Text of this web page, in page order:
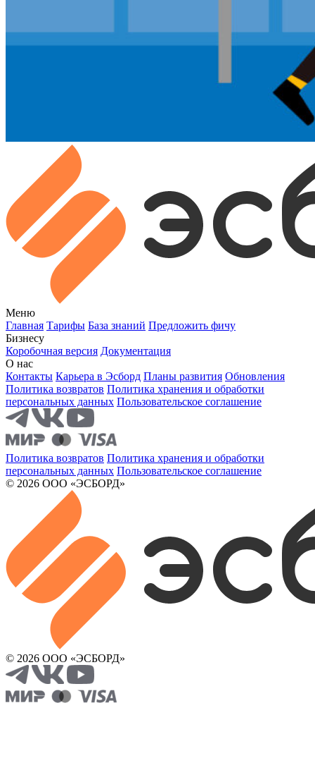
Меню
Главная Тарифы База знаний Предложить фичу
Бизнесу
Коробочная версия Документация
О нас
Контакты Карьера в Эсборд Планы развития Обновления
Политика возвратов Политика хранения и обработки
персональных данных Пользовательское соглашение
Политика возвратов Политика хранения и обработки
персональных данных Пользовательское соглашение
© 2026 ООО «ЭСБОРД»
© 2026 ООО «ЭСБОРД»